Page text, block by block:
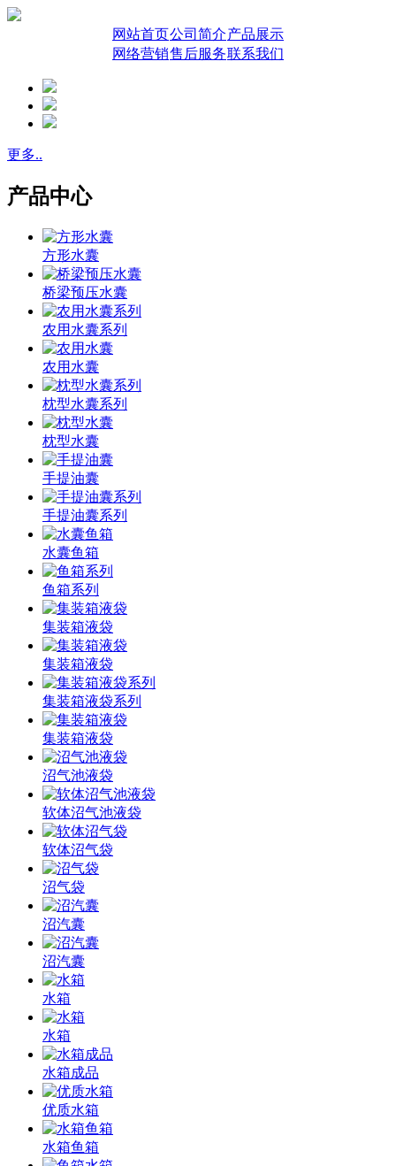
网站首页公司简介产品展示
网络营销售后服务联系我们
更多..
产品中心
方形水囊
桥梁预压水囊
农用水囊系列
农用水囊
枕型水囊系列
枕型水囊
手提油囊
手提油囊系列
水囊鱼箱
鱼箱系列
集装箱液袋
集装箱液袋
集装箱液袋系列
集装箱液袋
沼气池液袋
软体沼气池液袋
软体沼气袋
沼气袋
沼汽囊
沼汽囊
水箱
水箱
水箱成品
优质水箱
水箱鱼箱